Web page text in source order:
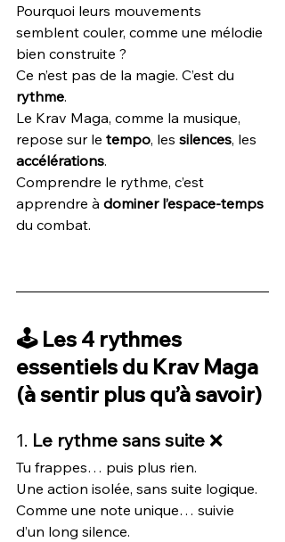
Pourquoi leurs mouvements
semblent couler, comme une mélodie
bien construite ?
Ce n’est pas de la magie. C’est du
rythme.
Le Krav Maga, comme la musique,
repose sur le tempo, les silences, les
accélérations.
Comprendre le rythme, c’est
apprendre à dominer l’espace-temps
du combat.
🕹️ Les 4 rythmes
essentiels du Krav Maga
(à sentir plus qu’à savoir)
1. Le rythme sans suite ❌
Tu frappes… puis plus rien.
Une action isolée, sans suite logique.
Comme une note unique… suivie
d’un long silence.